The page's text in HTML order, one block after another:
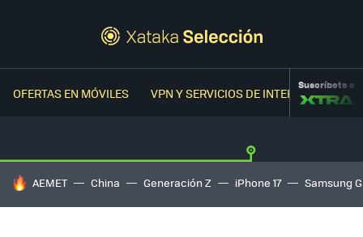
OFERTAS EN MÓVILES VPN Y SERVICIOS DE INTERNETSuscríbete a
HOY SE HABLA DE
AEMET China Generación Z iPhone 17 Samsung